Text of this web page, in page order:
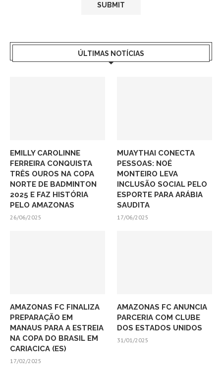
ÚLTIMAS NOTÍCIAS
EMILLY CAROLINNE
FERREIRA CONQUISTA
TRÊS OUROS NA COPA
NORTE DE BADMINTON
2025 E FAZ HISTÓRIA
PELO AMAZONAS
26/06/2025
MUAYTHAI CONECTA
PESSOAS: NOÉ
MONTEIRO LEVA
INCLUSÃO SOCIAL PELO
ESPORTE PARA ARÁBIA
SAUDITA
17/06/2025
AMAZONAS FC FINALIZA
PREPARAÇÃO EM
MANAUS PARA A ESTREIA
NA COPA DO BRASIL EM
CARIACICA (ES)
17/02/2025
AMAZONAS FC ANUNCIA
PARCERIA COM CLUBE
DOS ESTADOS UNIDOS
31/01/2025